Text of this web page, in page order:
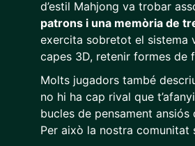
d’estil Mahjong va trobar
patrons i una memòria de
exercita sobretot el sistema
capes 3D, retenir formes de
Molts jugadors també
no hi ha cap rival que
bucles de pensament ansiós
Per això la nostra comunitat